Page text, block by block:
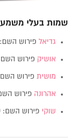
שמות בעלי
גדיאל פירוש
אושיק פירוש השם:
מושית פירוש
אהרונה פירוש
שוקי פירוש השם: